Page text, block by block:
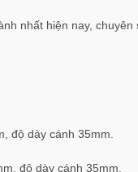
nhất hiện nay,
độ dày cánh 35mm.
độ dày cánh 35mm.